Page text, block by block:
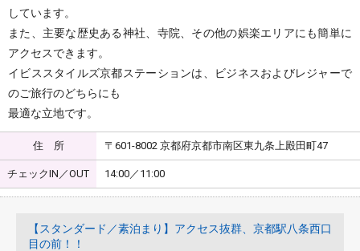
しています。
また、主要な歴史ある神社、寺院、その他の娯楽エリアにも簡単に
アクセスできます。
イビススタイルズ京都ステーションは、ビジネスおよびレジャーで
のご旅行のどちらにも
最適な立地です。
住 所 〒601-8002 京都府京都市南区東九条上殿田町47
チェックIN／OUT 14:00／11:00
【スタンダード／素泊まり】アクセス抜群、京都駅八条西口
目の前！！